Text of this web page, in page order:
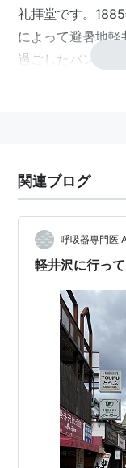
礼拝堂です。
によって避暑地
過ごしたバンガ
関連ブログ
呼吸器専門医
軽井沢に行っ